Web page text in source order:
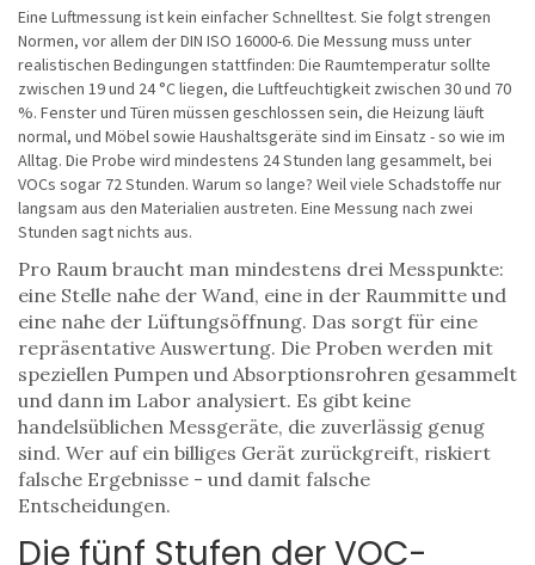
Eine Luftmessung ist kein einfacher Schnelltest. Sie folgt strengen
Normen, vor allem der DIN ISO 16000-6. Die Messung muss unter
realistischen Bedingungen stattfinden: Die Raumtemperatur sollte
zwischen 19 und 24 °C liegen, die Luftfeuchtigkeit zwischen 30 und 70
%. Fenster und Türen müssen geschlossen sein, die Heizung läuft
normal, und Möbel sowie Haushaltsgeräte sind im Einsatz - so wie im
Alltag. Die Probe wird mindestens 24 Stunden lang gesammelt, bei
VOCs sogar 72 Stunden. Warum so lange? Weil viele Schadstoffe nur
langsam aus den Materialien austreten. Eine Messung nach zwei
Stunden sagt nichts aus.
Pro Raum braucht man mindestens drei Messpunkte:
eine Stelle nahe der Wand, eine in der Raummitte und
eine nahe der Lüftungsöffnung. Das sorgt für eine
repräsentative Auswertung. Die Proben werden mit
speziellen Pumpen und Absorptionsrohren gesammelt
und dann im Labor analysiert. Es gibt keine
handelsüblichen Messgeräte, die zuverlässig genug
sind. Wer auf ein billiges Gerät zurückgreift, riskiert
falsche Ergebnisse - und damit falsche
Entscheidungen.
Die fünf Stufen der VOC-